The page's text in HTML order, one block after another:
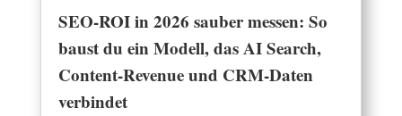
SEO-ROI in 2026 sauber messen: So
baust du ein Modell, das AI Search,
Content-Revenue und CRM-Daten
verbindet